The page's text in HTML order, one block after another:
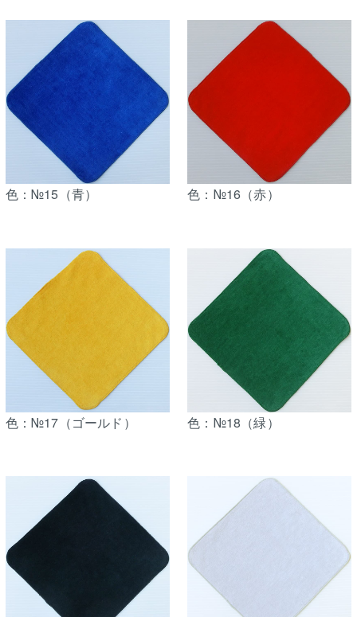
色：№15（青） 色：№16（赤）
色：№17（ゴールド） 色：№18（緑）